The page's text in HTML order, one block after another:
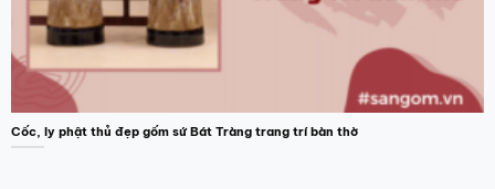
Cốc, ly phật thủ đẹp gốm sứ Bát Tràng trang trí bàn thờ